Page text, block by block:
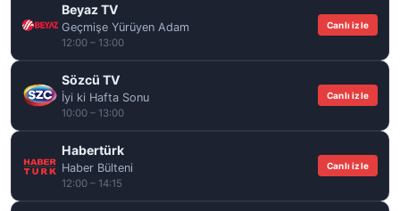
Beyaz TV
Geçmişe Yürüyen Adam
12:00 – 13:00
Canlı izle
Sözcü TV
İyi ki Hafta Sonu
10:00 – 13:00
Canlı izle
Habertürk
Haber Bülteni
12:00 – 14:15
Canlı izle